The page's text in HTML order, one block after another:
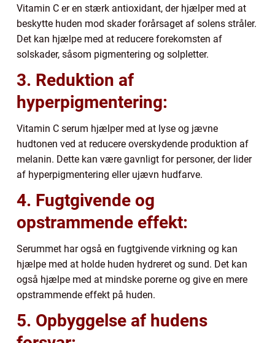
Vitamin C er en stærk antioxidant, der hjælper med at
beskytte huden mod skader forårsaget af solens stråler.
Det kan hjælpe med at reducere forekomsten af
solskader, såsom pigmentering og solpletter.
3. Reduktion af
hyperpigmentering:
Vitamin C serum hjælper med at lyse og jævne
hudtonen ved at reducere overskydende produktion af
melanin. Dette kan være gavnligt for personer, der lider
af hyperpigmentering eller ujævn hudfarve.
4. Fugtgivende og
opstrammende effekt:
Serummet har også en fugtgivende virkning og kan
hjælpe med at holde huden hydreret og sund. Det kan
også hjælpe med at mindske porerne og give en mere
opstrammende effekt på huden.
5. Opbyggelse af hudens